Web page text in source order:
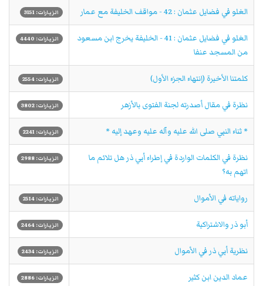
الغلو في فضايل عثمان : 42 - مواقف الخليفة مع عمار الزيارات: 3151
الغلو في فضايل عثمان : 41 - الخليفة يخرج ابن مسعود
من المسجد عنفا
الزيارات: 4440
كلمتنا الأخيرة (إنتهاء الجزء الأول) الزيارات: 2554
نظرة في مقال أصدرته لجنة الفتوى بالأزهر الزيارات: 3802
* ثناء النبي صلى الله عليه وآله عليه وعهد إليه * الزيارات: 2241
نظرة في الكلمات الواردة في إطراء أبي ذر هل تلائم ما
اتهم به؟
الزيارات: 2988
رواياته في الأموال الزيارات: 2514
أبو ذر والاشتراكية الزيارات: 2464
نظرية أبي ذر في الأموال الزيارات: 2434
عماد الدين ابن كثير الزيارات: 2886